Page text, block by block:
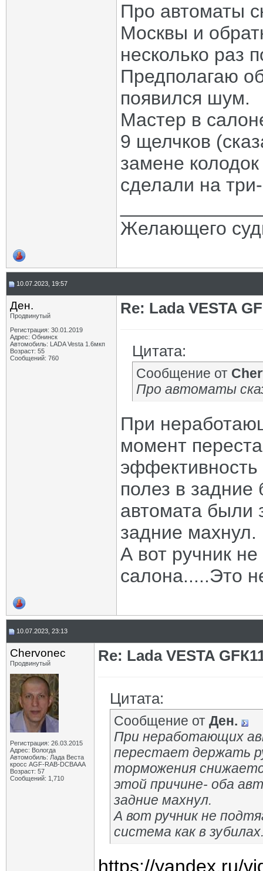
Про автоматы
Москвы и
несколько раз
Предполагаю
появился шум.
Мастер в
9 щелчков
замене
сделали на
Желающего
10.07.2023, 19:57
Ден.
Продвинутый
Регистрация: 30.01.2019
Адрес: Обнинск
Автомобиль: LADA Vesta 1.6мкп
Возраст: 55
Сообщений: 760
Re: Lada VESTA
Цитата:
Сообщение от
Про автоматы
При
момент
полез в задние
автомата были
задние махнул.
А вот ручник не
салона.....Это
10.07.2023, 23:13
Chervonec
Продвинутый
Регистрация: 26.03.2015
Адрес: Вологда
Автомобиль: Лада Веста
кросс AGF-RAB-DCBAAA
Возраст: 57
Сообщений: 1,710
Re: Lada VESTA
Цитата:
Сообщение от Ден.
При неработающих
перестает держать
торможения
этой причине- оба
задние махнул.
А вот ручник не
система как в
https://yandex.ru/